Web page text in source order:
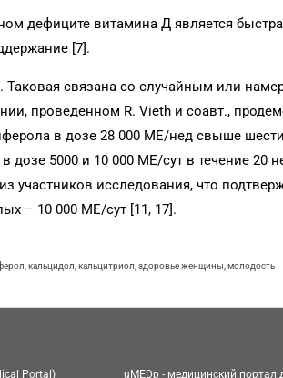
дефиците витамина Д является
[7].
связана со случайным или
проведенном R. Vieth и соавт.,
в дозе 28 000 МЕ/нед свыше
дозе 5000 и 10 000 МЕ/сут в течение 20
участников исследования, что
– 10 000 МЕ/сут [11, 17].
кальцидол, кальцитриол, здоровье женщины, молодость
Portal) uMEDp - медицинский